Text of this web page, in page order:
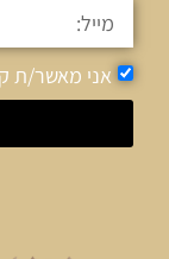
אני מאשר/ת